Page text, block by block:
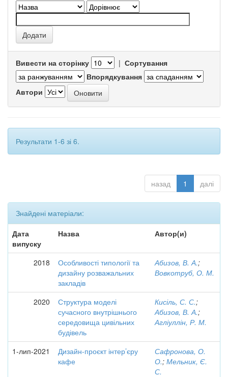
Вивести на сторінку | Сортування
Впорядкування
Автори
Результати 1-6 зі 6.
назад 1 далі
Знайдені матеріали:
Дата
випуску
Назва Автор(и)
2018
Особливості типології та
дизайну розважальних
закладів
Абизов, В. А.;
Вовкотруб, О. М.
2020
Структура моделі
сучасного внутрішнього
середовища цивільних
будівель
Кисіль, С. С.;
Абизов, В. А.;
Агліуллін, Р. М.
1-лип-2021
Дизайн-проєкт інтер’єру
кафе
Сафронова, О.
О.; Мельник, Є.
С.